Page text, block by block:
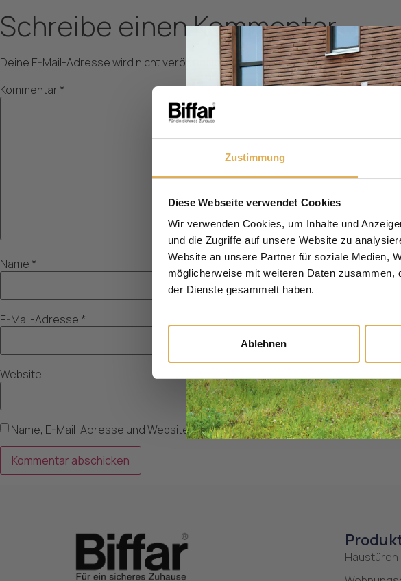
Zustimmung
Diese Webseite verwendet Cookies
Wir verwenden Cookies, um Inhalte und
und die Zugriffe auf unsere Website zu
Website an unsere Partner für soziale Medien,
möglicherweise mit weiteren Daten
der Dienste gesammelt haben.
Ablehnen
Schreibe einen Kommentar
Deine E-Mail-Adresse wird nicht veröffentlicht. Erforderliche Felder sind mit*
Kommentar *
Name *
E-Mail-Adresse *
Website
Name, E-Mail-Adresse und Website in diesem Browser für meinen nächsten
Haustüren